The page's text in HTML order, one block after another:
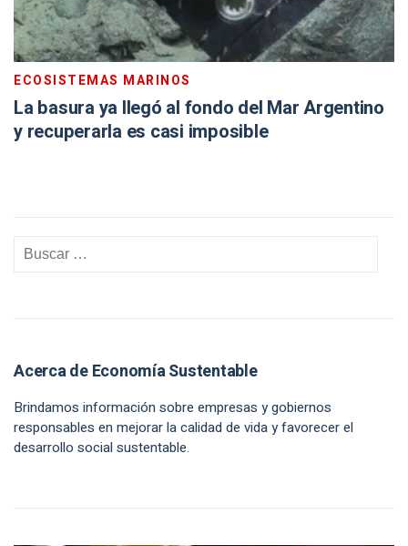
ECOSISTEMAS MARINOS
La basura ya llegó al fondo del Mar Argentino
y recuperarla es casi imposible
Acerca de Economía Sustentable
Brindamos información sobre empresas y gobiernos
responsables en mejorar la calidad de vida y favorecer el
desarrollo social sustentable.